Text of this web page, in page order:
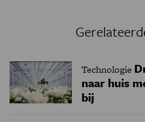
Technologie
naar huis
bij